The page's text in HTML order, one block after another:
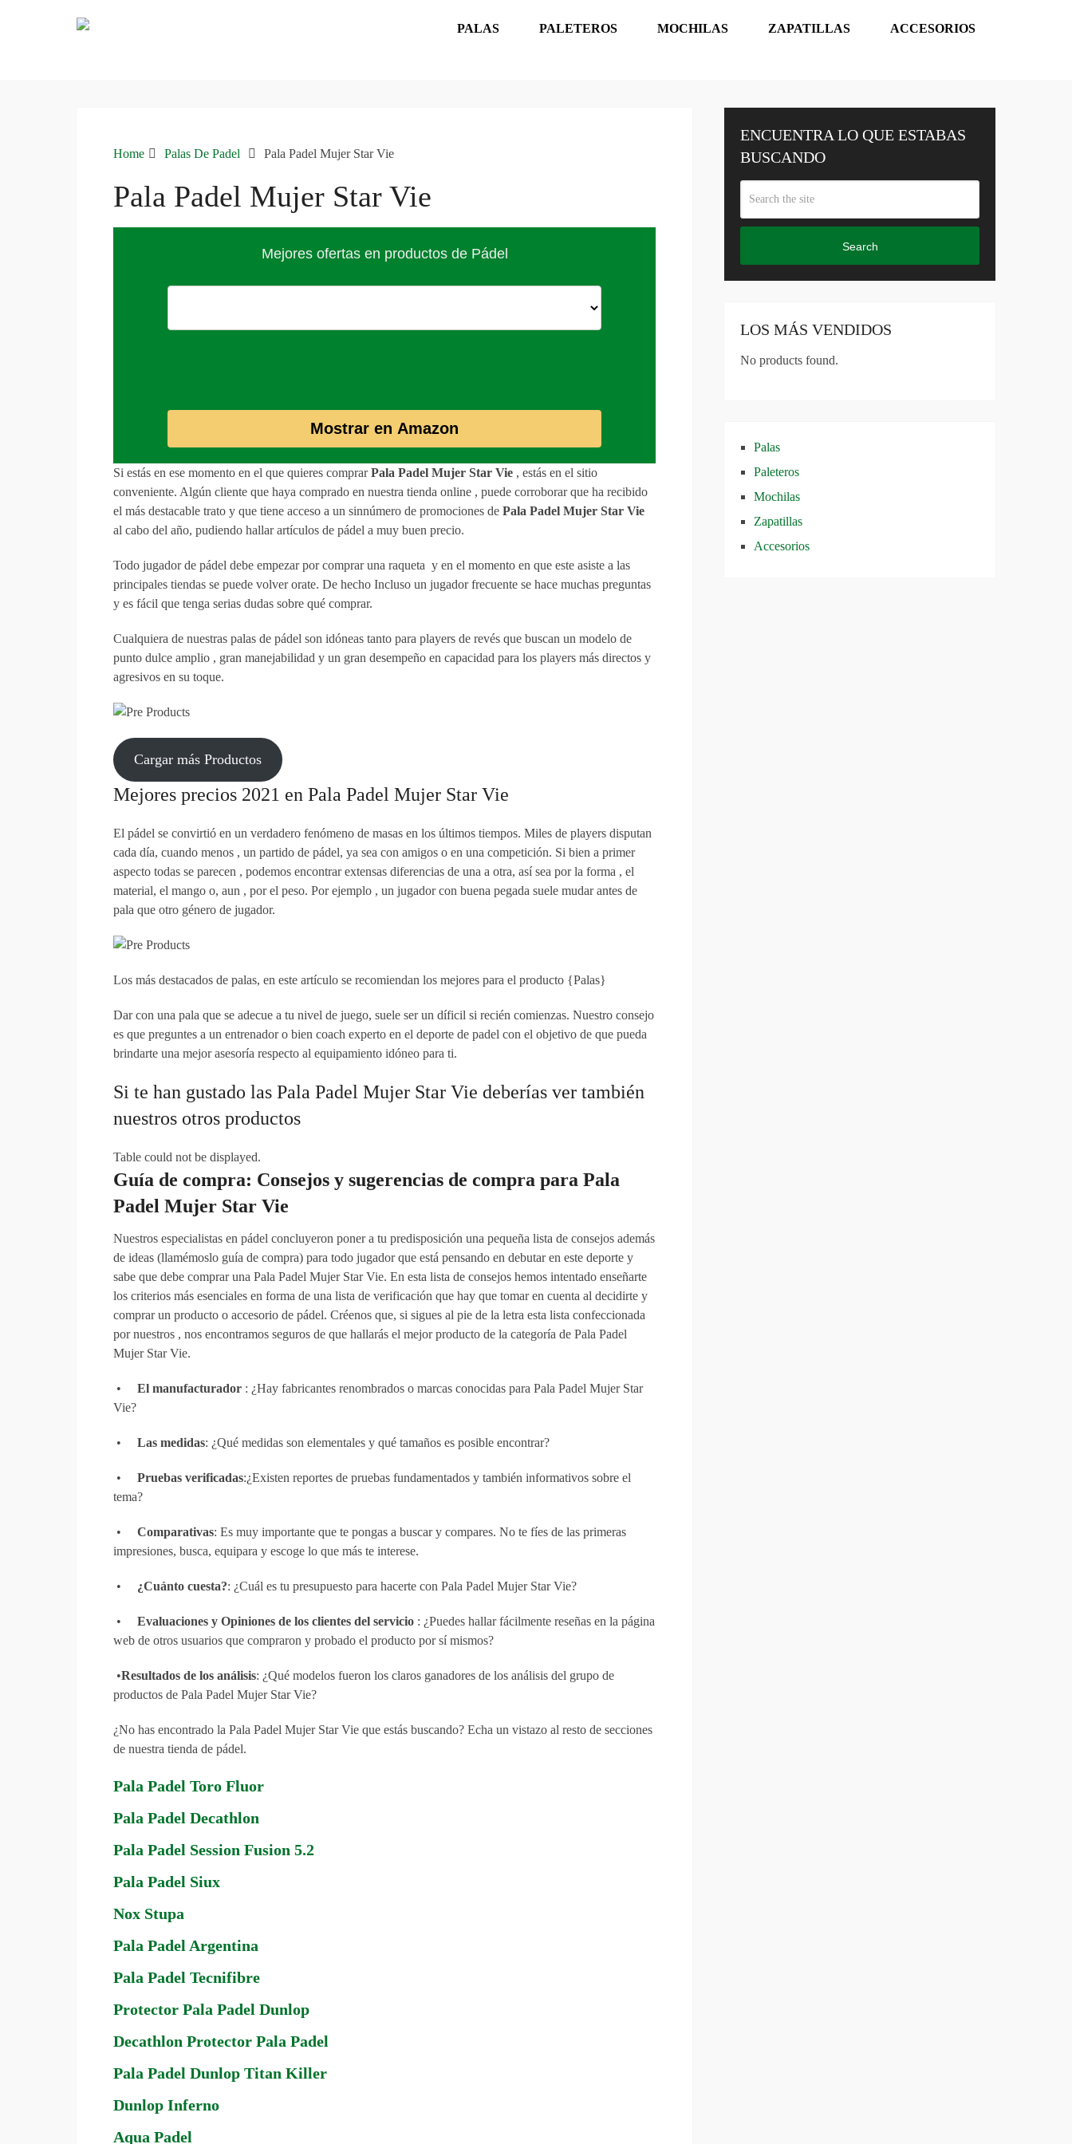
PALAS PALETEROS MOCHILAS ZAPATILLAS ACCESORIOS
Home Palas De Padel Pala Padel Mujer Star Vie
Pala Padel Mujer Star Vie
Mejores ofertas en productos de Pádel
Mostrar en Amazon
Si estás en ese momento en el que quieres comprarPala Padel Mujer Star Vie , estás en el sitio
conveniente. Algún cliente que haya comprado en nuestra tienda online , puede corroborar que ha recibido
el más destacable trato y que tiene acceso a un sinnúmero de promociones de Pala Padel Mujer Star Vie
al cabo del año, pudiendo hallar artículos de pádel a muy buen precio.
Todo jugador de pádel debe empezar por comprar una raqueta y en el momento en que este asiste a las
principales tiendas se puede volver orate. De hecho Incluso un jugador frecuente se hace muchas preguntas
y es fácil que tenga serias dudas sobre qué comprar.
Cualquiera de nuestras palas de pádel son idóneas tanto para players de revés que buscan un modelo de
punto dulce amplio , gran manejabilidad y un gran desempeño en capacidad para los players más directos y
agresivos en su toque.
Cargar más Productos
Mejores precios 2021 en Pala Padel Mujer Star Vie
El pádel se convirtió en un verdadero fenómeno de masas en los últimos tiempos. Miles de players disputan
cada día, cuando menos , un partido de pádel, ya sea con amigos o en una competición. Si bien a primer
aspecto todas se parecen , podemos encontrar extensas diferencias de una a otra, así sea por la forma , el
material, el mango o, aun , por el peso. Por ejemplo , un jugador con buena pegada suele mudar antes de
pala que otro género de jugador.
Los más destacados de palas, en este artículo se recomiendan los mejores para el producto {Palas}
Dar con una pala que se adecue a tu nivel de juego, suele ser un díficil si recién comienzas. Nuestro consejo
es que preguntes a un entrenador o bien coach experto en el deporte de padel con el objetivo de que pueda
brindarte una mejor asesoría respecto al equipamiento idóneo para ti.
Si te han gustado las Pala Padel Mujer Star Vie deberías ver también
nuestros otros productos
Table could not be displayed.
Guía de compra: Consejos y sugerencias de compra para Pala
Padel Mujer Star Vie
Nuestros especialistas en pádel concluyeron poner a tu predisposición una pequeña lista de consejos además
de ideas (llamémoslo guía de compra) para todo jugador que está pensando en debutar en este deporte y
sabe que debe comprar una Pala Padel Mujer Star Vie. En esta lista de consejos hemos intentado enseñarte
los criterios más esenciales en forma de una lista de verificación que hay que tomar en cuenta al decidirte y
comprar un producto o accesorio de pádel. Créenos que, si sigues al pie de la letra esta lista confeccionada
por nuestros , nos encontramos seguros de que hallarás el mejor producto de la categoría de Pala Padel
Mujer Star Vie.
• El manufacturador : ¿Hay fabricantes renombrados o marcas conocidas para Pala Padel Mujer Star
Vie?
• Las medidas: ¿Qué medidas son elementales y qué tamaños es posible encontrar?
• Pruebas verificadas:¿Existen reportes de pruebas fundamentados y también informativos sobre el
tema?
• Comparativas: Es muy importante que te pongas a buscar y compares. No te fíes de las primeras
impresiones, busca, equipara y escoge lo que más te interese.
• ¿Cuánto cuesta?: ¿Cuál es tu presupuesto para hacerte con Pala Padel Mujer Star Vie?
• Evaluaciones y Opiniones de los clientes del servicio : ¿Puedes hallar fácilmente reseñas en la página
web de otros usuarios que compraron y probado el producto por sí mismos?
•Resultados de los análisis: ¿Qué modelos fueron los claros ganadores de los análisis del grupo de
productos de Pala Padel Mujer Star Vie?
¿No has encontrado la Pala Padel Mujer Star Vie que estás buscando? Echa un vistazo al resto de secciones
de nuestra tienda de pádel.
Pala Padel Toro Fluor
Pala Padel Decathlon
Pala Padel Session Fusion 5.2
Pala Padel Siux
Nox Stupa
Pala Padel Argentina
Pala Padel Tecnifibre
Protector Pala Padel Dunlop
Decathlon Protector Pala Padel
Pala Padel Dunlop Titan Killer
Dunlop Inferno
Aqua Padel
ENCUENTRA LO QUE ESTABAS
BUSCANDO
Search
LOS MÁS VENDIDOS
No products found.
Palas
Paleteros
Mochilas
Zapatillas
Accesorios